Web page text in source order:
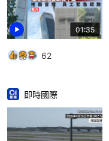
01:35
62
即時國際